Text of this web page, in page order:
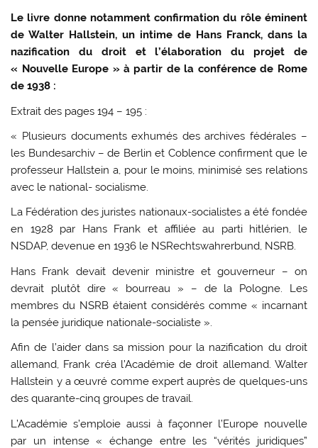
Le livre donne notamment confirmation du rôle éminent
de Walter Hallstein, un intime de Hans Franck, dans la
nazification du droit et l’élaboration du projet de
« Nouvelle Europe » à partir de la conférence de Rome
de 1938 :
Extrait des pages 194 – 195 :
« Plusieurs documents exhumés des archives fédérales –
les Bundesarchiv – de Berlin et Coblence confirment que le
professeur Hallstein a, pour le moins, minimisé ses relations
avec le national- socialisme.
La Fédération des juristes nationaux-socialistes a été fondée
en 1928 par Hans Frank et affiliée au parti hitlérien, le
NSDAP, devenue en 1936 le NSRechtswahrerbund, NSRB.
Hans Frank devait devenir ministre et gouverneur – on
devrait plutôt dire « bourreau » – de la Pologne. Les
membres du NSRB étaient considérés comme « incarnant
la pensée juridique nationale-socialiste ».
Afin de l’aider dans sa mission pour la nazification du droit
allemand, Frank créa l’Académie de droit allemand. Walter
Hallstein y a œuvré comme expert auprès de quelques-uns
des quarante-cinq groupes de travail.
L’Académie s’emploie aussi à façonner l’Europe nouvelle
par un intense « échange entre les “vérités juridiques”